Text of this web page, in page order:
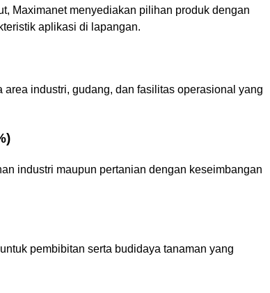
Maximanet menyediakan pilihan produk dengan
aplikasi di lapangan.
industri, gudang, dan fasilitas operasional yang
industri maupun pertanian dengan keseimbangan
pembibitan serta budidaya tanaman yang